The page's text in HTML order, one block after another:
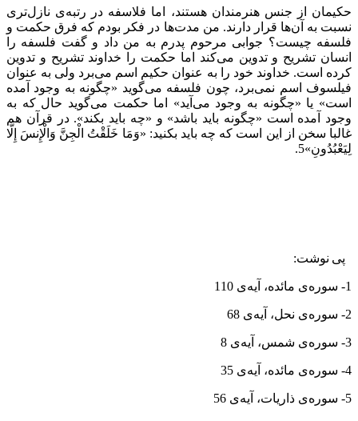
حکیمان از جنس هنرمندان هستند، اما فلاسفه در رتبه‌ی نازل‌تری
نسبت به آن‌ها قرار دارند. من مدت‌ها در فکر بودم که فرق حکمت و
فلسفه چیست‌؟ جوابی مرحوم پدرم به من داد و گفت فلسفه را
انسان تشریح و تدوین می‌کند اما حکمت را خداوند تشریح و تدوین
کرده است‌. خداوند خود را به عنوان حکیم اسم می‌برد ولی به عنوان
فیلسوف اسم نمی‌برد، چون فلسفه می‌گوید «چگونه به وجود آمده
است‌» یا «چگونه به وجود می‌آید» اما حکمت می‌گوید حال که به
وجود آمده است «چگونه باید باشد» و «چه باید بکند». در قرآن هم
غالبا سخن از این است که چه باید بکنید: «وَمَا خَلَقْتُ الْجِنَّ وَالْإِنسَ إِلَّا
لِیَعْبُدُونِ»5.
پی نوشت:
1- سوره‌ی مائده، آیه‌ی 110
2- سوره‌ی نحل، آیه‌ی 68
3- سوره‌ی شمس، آیه‌ی 8
4- سوره‌ی مائده، آیه‌ی 35
5- سوره‌ی ذاریات، آیه‌ی 56